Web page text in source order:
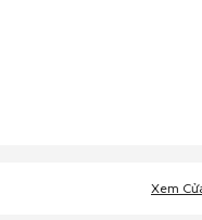
lý hoặc cửa hàng, với
tiền trao cháo múc ngay
Xem